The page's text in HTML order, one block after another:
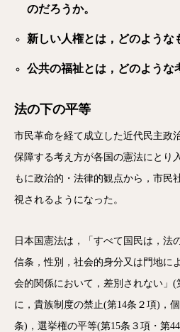
のだろうか。
新しい人権とは，どのような
公共の福祉とは，どのような
法の下の平等
市民革命を経て成立した近代民主政
保障する考え方が各国の憲法にとり
もに政治的・法律的観点から，市民
視されるようになった。
日本国憲法は，「すべて国民は，法
信条，性別，社会的身分又は門地に
会的関係において，差別されない」(
に，貴族制度の禁止(第14条２項)，
条)，選挙権の平等(第15条３項・第